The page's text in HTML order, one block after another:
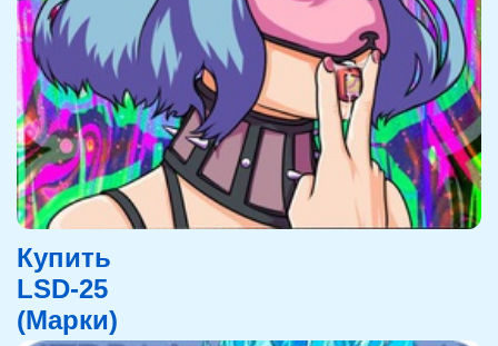
Купить
LSD-25
(Марки)